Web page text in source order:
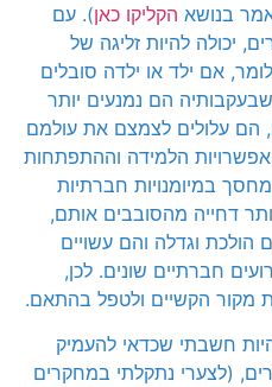
בנושא הקליקו כאן). עם
יכולה להיות זליגה של
אם ילד או ילדה סובלים
הם נמנעים יותר
הם עלולים לצמצם את עולמם
הלמידה וההתפתחות
במיומנויות חברתיות
דחייה מהסובבים אותם,
וגדלה והם עשויים
חברתיים שונים. לכן,
מקור הקשיים ולטפל בהתאם.
חשבתי שכדאי להעמיק
(לצערי נתקלתי במחקרים